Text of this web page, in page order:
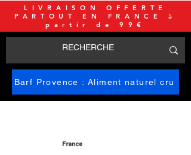
Barf Provence : Aliment naturel cru
LIVRAISON OFFERTE
PARTOUT EN FRANCE à
partir de 99€